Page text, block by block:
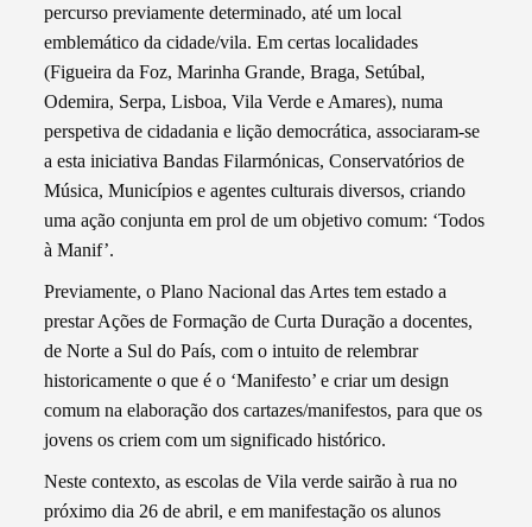
percurso previamente determinado, até um local
emblemático da cidade/vila. Em certas localidades
(Figueira da Foz, Marinha Grande, Braga, Setúbal,
Odemira, Serpa, Lisboa, Vila Verde e Amares), numa
perspetiva de cidadania e lição democrática, associaram-se
a esta iniciativa Bandas Filarmónicas, Conservatórios de
Música, Municípios e agentes culturais diversos, criando
uma ação conjunta em prol de um objetivo comum: ‘Todos
à Manif’.
Previamente, o Plano Nacional das Artes tem estado a
prestar Ações de Formação de Curta Duração a docentes,
de Norte a Sul do País, com o intuito de relembrar
historicamente o que é o ‘Manifesto’ e criar um design
comum na elaboração dos cartazes/manifestos, para que os
jovens os criem com um significado histórico.
Neste contexto, as escolas de Vila verde sairão à rua no
próximo dia 26 de abril, e em manifestação os alunos